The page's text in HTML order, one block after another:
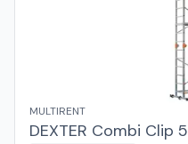
MULTIRENT
DEXTER Combi Clip 5